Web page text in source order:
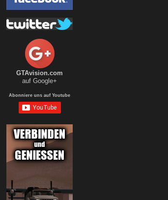
GTAvision.com
auf Google+
Abonniere uns auf Youtube